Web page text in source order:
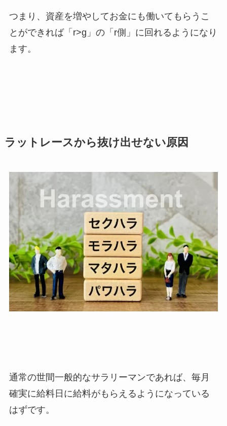
つまり、資産を増やしてお金にも働いてもらうこ
とができれば「r>g」の「r側」に回れるようになり
ます。
ラットレースから抜け出せない原因
通常の世間一般的なサラリーマンであれば、毎月
確実に給料日に給料がもらえるようになっている
はずです。